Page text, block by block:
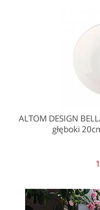
ALTOM DESIGN
głęboki